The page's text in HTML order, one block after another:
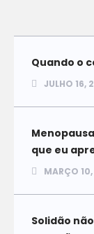
Quando o
JULHO 16,
que eu
MARÇO
Solidão